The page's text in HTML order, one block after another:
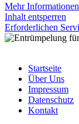
Mehr Informationen
Inhalt entsperren
Erforderlichen
Startseite
Über Uns
Impressum
Datenschutz
Kontakt